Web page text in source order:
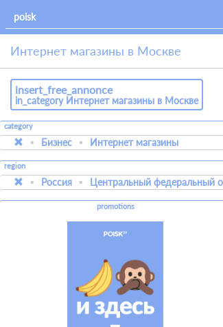
Интернет магазины в Москве
insert_free_annonce
in_category Интернет магазины в Москве
category
Бизнес Интернет магазины
region
Россия Центральный федеральный
promotions